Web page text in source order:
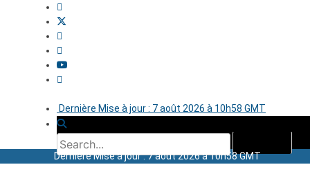
Dernière Mise à jour : 7 août 2026 à 10h58 GMT
Dernière Mise à jour : 7 août 2026 à 10h58 GMT